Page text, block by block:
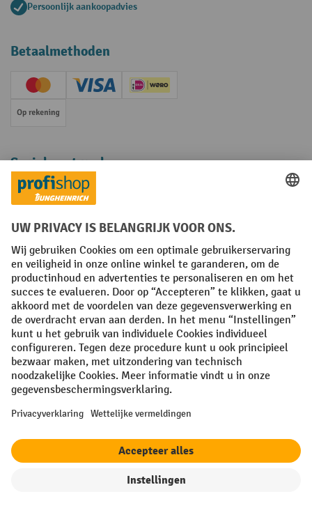
Persoonlijk aankoopadvies
Betaalmethoden
Creditcard (Master)Creditcard (Visa)iDEAL | Wero
Op rekening
Sociale netwerken
Facebook
YouTube
LinkedInInstagram
Algemene leveringsvoorwaarden Copyright
Privacyverklaring Privacy Instellingen
All prices excl. VAT plusshipping costs and possible delivery charges,
if not stated otherwise.
¹ De korting is geldig zolang de voorraad strekt. De korting is niet van
toepassing op speciale prijzen. Een combinatie met andere
procentuele kortingen of vouchers is niet mogelijk. | ² De korting
nieuwsbrief. De voucher is 10 dagen geldig en kan online worden
korting varieert per productcategorie en is maximaal 10%. Elektrische
pallettrucks, elektrische stapelaars, elektrische heftrucks en
worden gecombineerd met andere kortingspercentages of vouchers.